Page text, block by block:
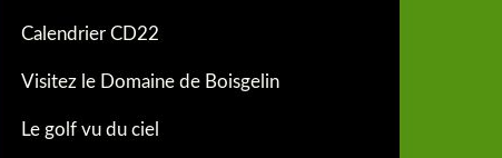
Calendrier CD22
Visitez le Domaine de Boisgelin
Le golf vu du ciel